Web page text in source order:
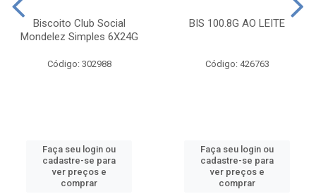
Biscoito Club Social
Mondelez Simples 6X24G
Código: 302988
Faça seu login ou
cadastre-se para
ver preços e
comprar
BIS 100.8G AO LEITE
Código: 426763
Faça seu login ou
cadastre-se para
ver preços e
comprar